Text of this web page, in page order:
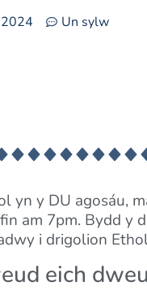
Un sylw
yn y DU agosáu,
am 7pm. Bydd
i drigolion
eich